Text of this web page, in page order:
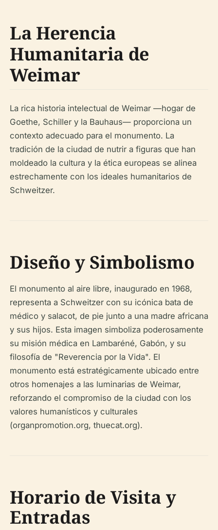
La Herencia
Humanitaria de
Weimar
La rica historia intelectual de Weimar —hogar de
Goethe, Schiller y la Bauhaus— proporciona un
contexto adecuado para el monumento. La
tradición de la ciudad de nutrir a figuras que han
moldeado la cultura y la ética europeas se alinea
estrechamente con los ideales humanitarios de
Schweitzer.
Diseño y Simbolismo
El monumento al aire libre, inaugurado en 1968,
representa a Schweitzer con su icónica bata de
médico y salacot, de pie junto a una madre africana
y sus hijos. Esta imagen simboliza poderosamente
su misión médica en Lambaréné, Gabón, y su
filosofía de "Reverencia por la Vida". El
monumento está estratégicamente ubicado entre
otros homenajes a las luminarias de Weimar,
reforzando el compromiso de la ciudad con los
valores humanísticos y culturales
(organpromotion.org, thuecat.org).
Horario de Visita y
Entradas